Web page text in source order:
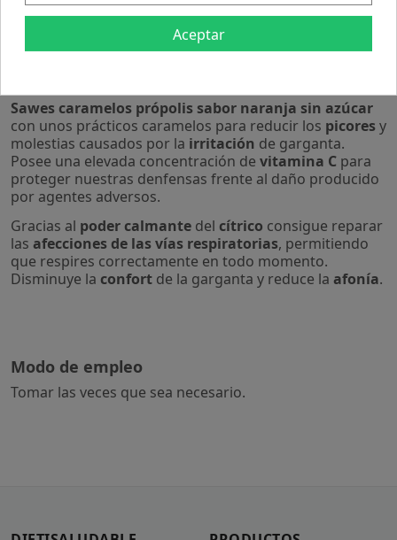
Sawes caramelos própolis sabor naranja sin azúcar
con unos prácticos caramelos para reducir los picoresy
molestias causados por la irritación de garganta.
Posee una elevada concentración de vitamina C para
proteger nuestras denfensas frente al daño producido
por agentes adversos.
Gracias al poder calmante del cítrico consigue reparar
las afecciones de las vías respiratorias, permitiendo
que respires correctamente en todo momento.
Disminuye la confort de la garganta y reduce la afonía.
Modo de empleo
Tomar las veces que sea necesario.
Aceptar